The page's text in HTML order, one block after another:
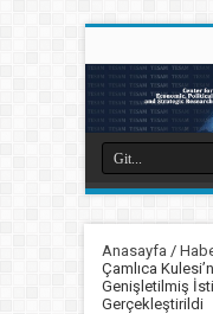
Anasayfa /
Çamlıca
Genişletilmiş
Gerçekleştirildi